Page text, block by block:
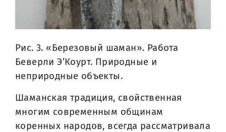
Рис. 3. «Березовый шаман». Работа
Беверли Э’Коурт. Природные и
неприродные объекты.
Шаманская традиция, свойственная
многим современным общинам
коренных народов, всегда рассматривала